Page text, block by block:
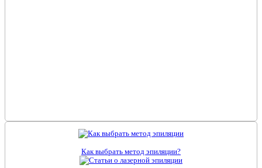
Как выбрать метод эпиляции?